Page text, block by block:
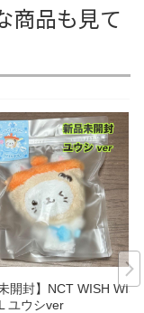
商品も見て
開封】NCT WISH WIS
ユウシver